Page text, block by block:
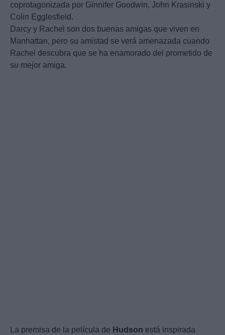
coprotagonizada por Ginnifer Goodwin, John Krasinski y
Colin Egglesfield.
Darcy y Rachel son dos buenas amigas que viven en
Manhattan, pero su amistad se verá amenazada cuando
Rachel descubra que se ha enamorado del prometido de
su mejor amiga.
La premisa de la película de Hudson está inspirada